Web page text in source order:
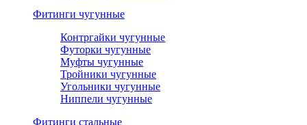
Фитинги чугунные
Контргайки чугунные
Футорки чугунные
Муфты чугунные
Тройники чугунные
Угольники чугунные
Ниппели чугунные
Фитинги стальные